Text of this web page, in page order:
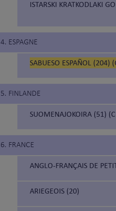
ISTARSKI KRATKODLAKI
4. ESPAGNE
SABUESO ESPAÑOL (204)
5. FINLANDE
SUOMENAJOKOIRA (51)
6. FRANCE
ANGLO-FRANÇAIS DE
ARIEGEOIS (20)